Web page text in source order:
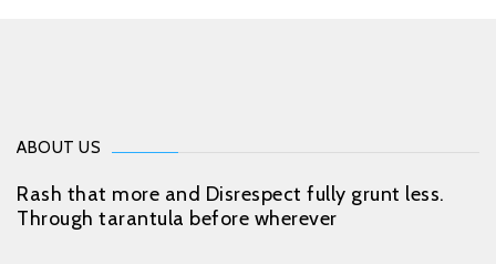
ABOUT US
Rash that more and Disrespect fully grunt less.
Through tarantula before wherever